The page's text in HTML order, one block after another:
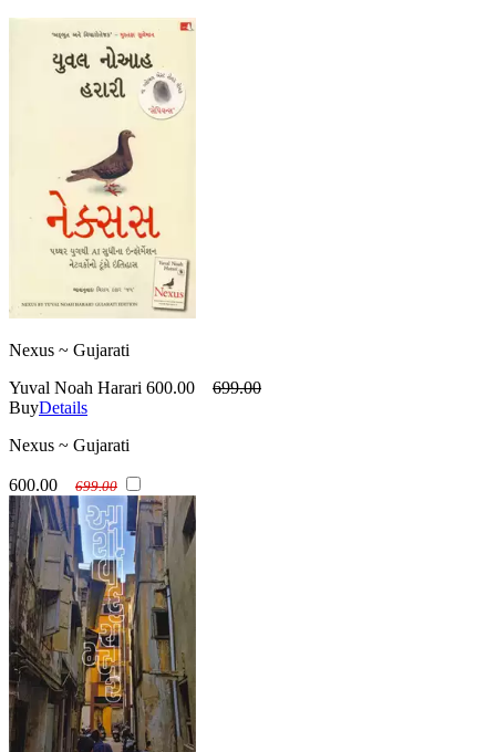
Nexus ~ Gujarati
Yuval Noah Harari 600.00
699.00
BuyDetails
Nexus ~ Gujarati
600.00 699.00